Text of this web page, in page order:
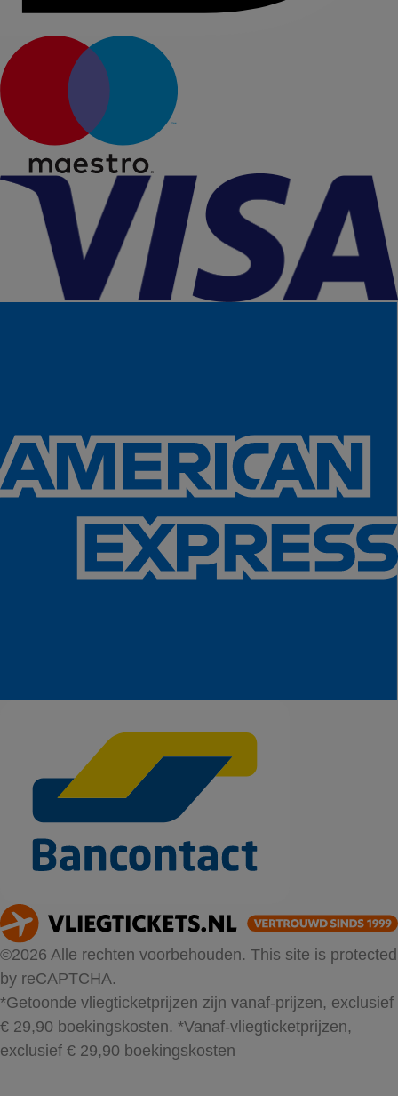
©2026 Alle rechten voorbehouden. This site is protected
by reCAPTCHA.
*Getoonde vliegticketprijzen zijn vanaf-prijzen, exclusief
€ 29,90 boekingskosten. *Vanaf-vliegticketprijzen,
exclusief € 29,90 boekingskosten